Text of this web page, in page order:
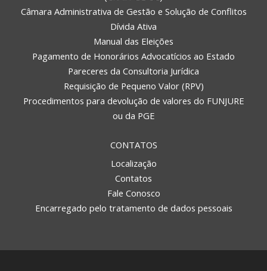
Câmara Administrativa de Gestão e Solução de Conflitos
Dívida Ativa
Manual das Eleições
Pagamento de Honorários Advocatícios ao Estado
Pareceres da Consultoria Jurídica
Requisição de Pequeno Valor (RPV)
Procedimentos para devolução de valores do FUNJURE
ou da PGE
CONTATOS
Localização
Contatos
Fale Conosco
Encarregado pelo tratamento de dados pessoais